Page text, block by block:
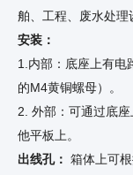
舶、工程、废水处理
安装：
1.内部：底座上有电
的M4黄铜螺母）。
2. 外部：可通过底
他平板上。
出线孔： 箱体上可